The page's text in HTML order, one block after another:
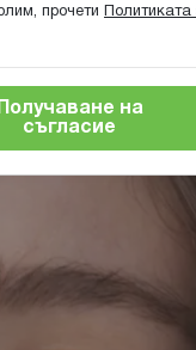
прочети
Политиката
Получаване на
съгласие